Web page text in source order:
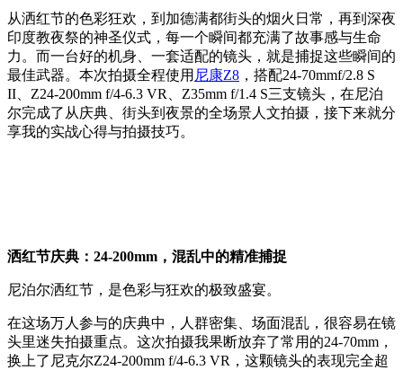
从洒红节的色彩狂欢，到加德满都街头的烟火日常，再到深夜
印度教夜祭的神圣仪式，每一个瞬间都充满了故事感与生命
力。而一台好的机身、一套适配的镜头，就是捕捉这些瞬间的
最佳武器。本次拍摄全程使用 尼康Z8 ，搭配24-70mmf/2.8 S
II、Z24-200mm f/4-6.3 VR、Z35mm f/1.4 S三支镜头，在尼泊
尔完成了从庆典、街头到夜景的全场景人文拍摄，接下来就分
享我的实战心得与拍摄技巧。
洒红节庆典：24-200mm，混乱中的精准捕捉
尼泊尔洒红节，是色彩与狂欢的极致盛宴。
在这场万人参与的庆典中，人群密集、场面混乱，很容易在镜
头里迷失拍摄重点。这次拍摄我果断放弃了常用的24-70mm，
换上了尼克尔Z24-200mm f/4-6.3 VR，这颗镜头的表现完全超